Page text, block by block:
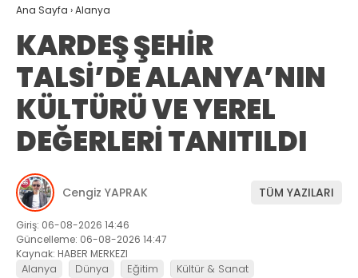
Ana Sayfa ›Alanya
KARDEŞ ŞEHİR
TALSİ’DE ALANYA’NIN
KÜLTÜRÜ VE YEREL
DEĞERLERİ TANITILDI
Cengiz YAPRAK TÜM YAZILARI
Giriş: 06-08-2026 14:46
Güncelleme: 06-08-2026 14:47
Kaynak: HABER MERKEZI
Alanya Dünya Eğitim Kültür & Sanat